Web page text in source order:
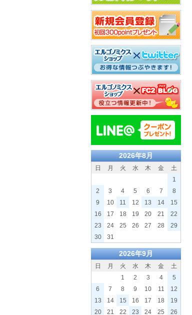
2026年8月
日 月 火 水 木 金
土
1
2
3 4 5 6 7
8
9
10 11 12 13 14
15
16
17 18 19 20 21
22
23
24 25 26 27 28
29
30
31
2026年9月
日 月 火 水 木 金
土
1
2 3 4
5
6
7 8 9 10 11
12
13
14 15 16 17 18
19
20
21 22 23 24 25 26